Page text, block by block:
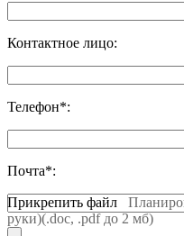
Контактное лицо:
Телефон*:
Почта*:
Прикрепить файл
руки)(.doc, .pdf до 2 мб)